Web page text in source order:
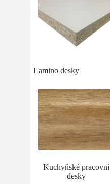
Lamino desky
Kuchyňské pracovní
desky